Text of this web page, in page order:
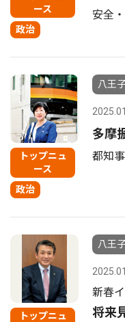
ース
政治
安全
トップニュ
ース
政治
八王
多摩
都知
トップニュ
八王
新春
将来